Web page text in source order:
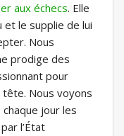
aux échecs. Elle
le supplie de lui
Nous
prodige des
pour
Nous voyons
jour les
l’État